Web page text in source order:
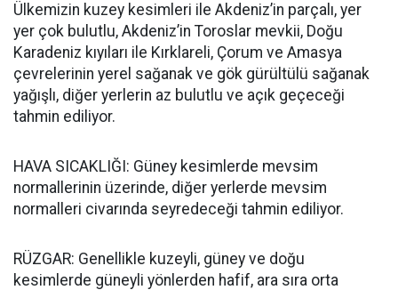
Ülkemizin kuzey kesimleri ile Akdeniz’in parçalı, yer
yer çok bulutlu, Akdeniz’in Toroslar mevkii, Doğu
Karadeniz kıyıları ile Kırklareli, Çorum ve Amasya
çevrelerinin yerel sağanak ve gök gürültülü sağanak
yağışlı, diğer yerlerin az bulutlu ve açık geçeceği
tahmin ediliyor.
HAVA SICAKLIĞI: Güney kesimlerde mevsim
normallerinin üzerinde, diğer yerlerde mevsim
normalleri civarında seyredeceği tahmin ediliyor.
RÜZGAR: Genellikle kuzeyli, güney ve doğu
kesimlerde güneyli yönlerden hafif, ara sıra orta